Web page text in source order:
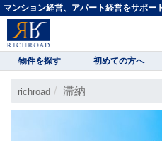
マンション経営、アパート経営をサポー
物件を探す 初めての方へ
richroad 滞納